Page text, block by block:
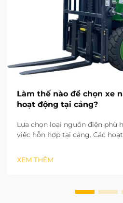
Làm thế nào để chọn xe
hoạt động tại cảng?
Lựa chọn loại nguồn điện phù
việc hỗn hợp tại cảng. Các
trong nhà lẫn bốc dỡ hàng
loại nguồn điện trở thành yếu
XEM THÊM